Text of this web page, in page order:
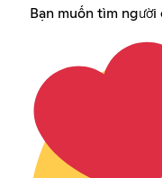
Bạn muốn tìm